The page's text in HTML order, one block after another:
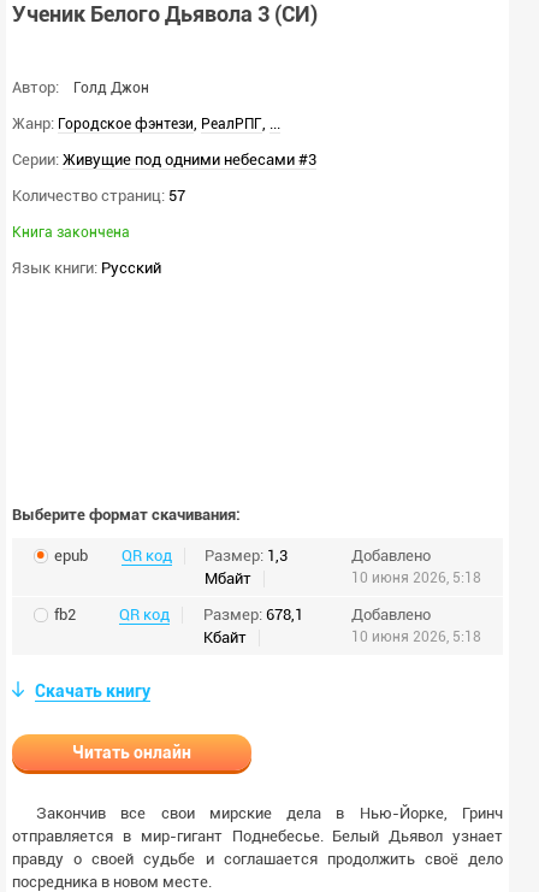
Ученик Белого Дьявола 3 (СИ)
Автор: Голд Джон
Жанр: Городское фэнтези, РеалРПГ, ...
Серии: Живущие под одними небесами #3
Количество страниц: 57
Книга закончена
Язык книги: Русский
Выберите формат скачивания:
epub QR код Размер: 1,3
Мбайт
Добавлено
10 июня 2026, 5:18
fb2 QR код Размер: 678,1
Кбайт
Добавлено
10 июня 2026, 5:18
Скачать книгу
Читать онлайн
Закончив все свои мирские дела в Нью-Йорке, Гринч
отправляется в мир-гигант Поднебесье. Белый Дьявол узнает
правду о своей судьбе и соглашается продолжить своё дело
посредника в новом месте.